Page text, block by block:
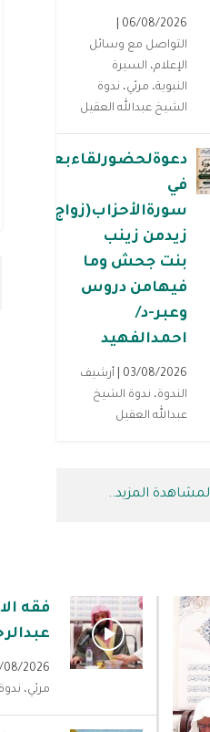
06/08/2026 |
التواصل مع وسائل
الإعلام، السيرة
النبوية، مرئي، ندوة
الشيخ عبدالله العقيل
في
سورةالأحزاب(زواج
زيدمن زينب
بنت جحش وما
فيهامن دروس
وعبر-د/
احمدالفهيد
03/08/2026 |
أرشيف
الندوة، ندوة الشيخ
عبدالله العقيل
لمشاهدة المزيد..
فقه
2026 |
مرئي،